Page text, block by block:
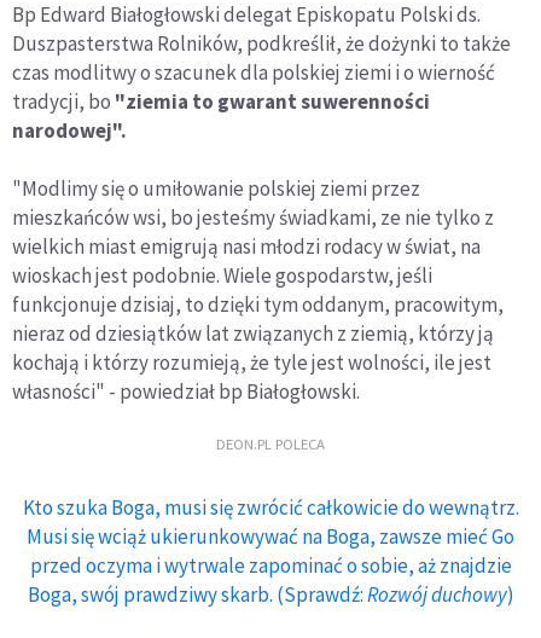
Bp Edward Białogłowski delegat Episkopatu Polski ds.
Duszpasterstwa Rolników, podkreślił, że dożynki to także
czas modlitwy o szacunek dla polskiej ziemi i o wierność
tradycji, bo "ziemia to gwarant suwerenności
narodowej".
"Modlimy się o umiłowanie polskiej ziemi przez
mieszkańców wsi, bo jesteśmy świadkami, ze nie tylko z
wielkich miast emigrują nasi młodzi rodacy w świat, na
wioskach jest podobnie. Wiele gospodarstw, jeśli
funkcjonuje dzisiaj, to dzięki tym oddanym, pracowitym,
nieraz od dziesiątków lat związanych z ziemią, którzy ją
kochają i którzy rozumieją, że tyle jest wolności, ile jest
własności" - powiedział bp Białogłowski.
DEON.PL POLECA
Kto szuka Boga, musi się zwrócić całkowicie do wewnątrz.
Musi się wciąż ukierunkowywać na Boga, zawsze mieć Go
przed oczyma i wytrwale zapominać o sobie, aż znajdzie
Boga, swój prawdziwy skarb. (Sprawdź:Rozwój duchowy)